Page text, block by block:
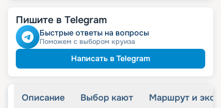
Пишите в Telegram
Быстрые ответы на вопросы
Поможем с выбором круиза
Написать в Telegram
Описание Выбор кают Маршрут и